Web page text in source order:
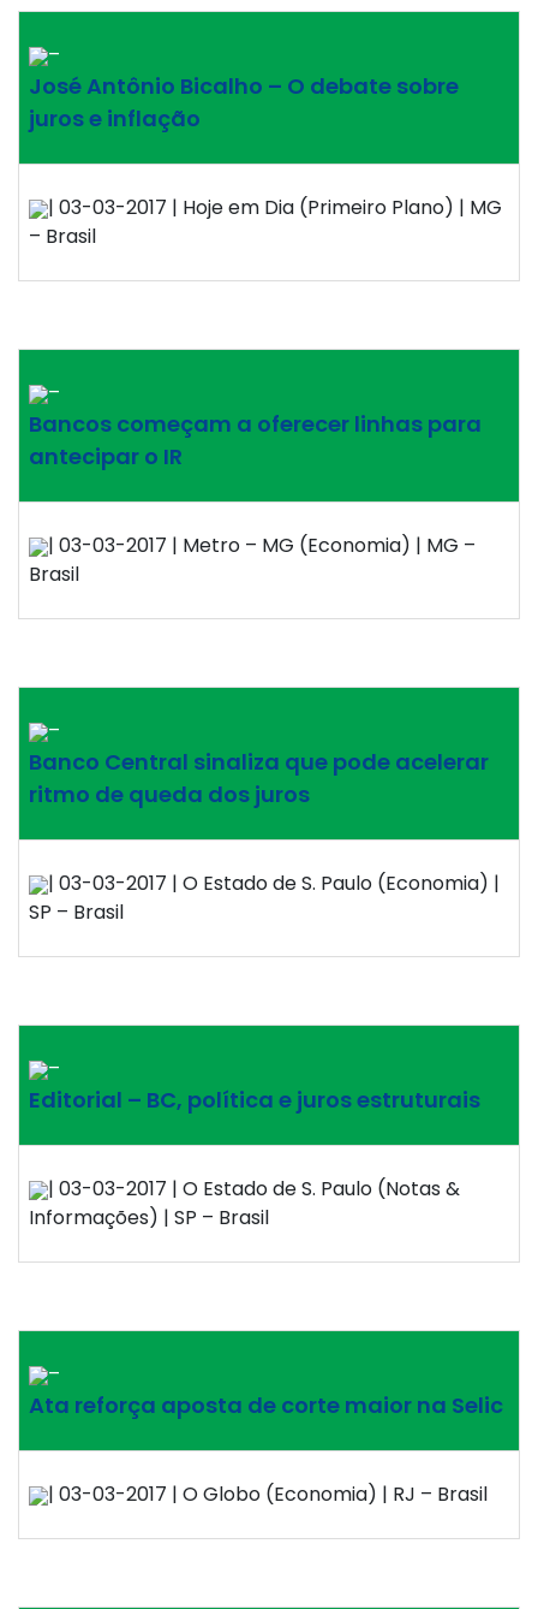
–
José Antônio Bicalho – O debate sobre
juros e inflação
| 03-03-2017 | Hoje em Dia (Primeiro Plano) | MG
– Brasil
–
Bancos começam a oferecer linhas para
antecipar o IR
| 03-03-2017 | Metro – MG (Economia) | MG –
Brasil
–
Banco Central sinaliza que pode acelerar
ritmo de queda dos juros
| 03-03-2017 | O Estado de S. Paulo (Economia) |
SP – Brasil
–
Editorial – BC, política e juros estruturais
| 03-03-2017 | O Estado de S. Paulo (Notas &
Informações) | SP – Brasil
–
Ata reforça aposta de corte maior na Selic
| 03-03-2017 | O Globo (Economia) | RJ – Brasil